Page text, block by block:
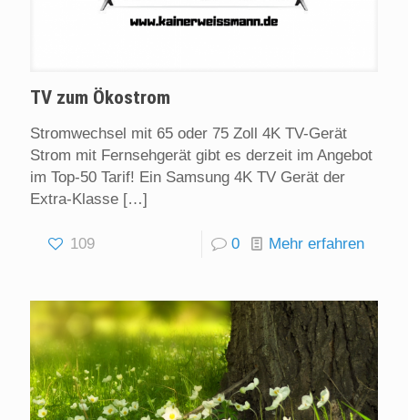
TV zum Ökostrom
Stromwechsel mit 65 oder 75 Zoll 4K TV-Gerät
Strom mit Fernsehgerät gibt es derzeit im Angebot
im Top-50 Tarif! Ein Samsung 4K TV Gerät der
Extra-Klasse […]
109 0 Mehr erfahren